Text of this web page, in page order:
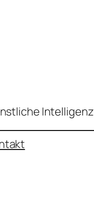
Intelligenz